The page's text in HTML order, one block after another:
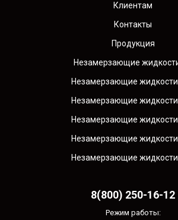
Клиентам
Контакты
Продукция
Незамерзающие
Незамерзающие жидкости
Незамерзающие жидкости
Незамерзающие жидкости
Незамерзающие жидкости
Незамерзающие жидкости
8(800) 250-16-12
Режим работы: